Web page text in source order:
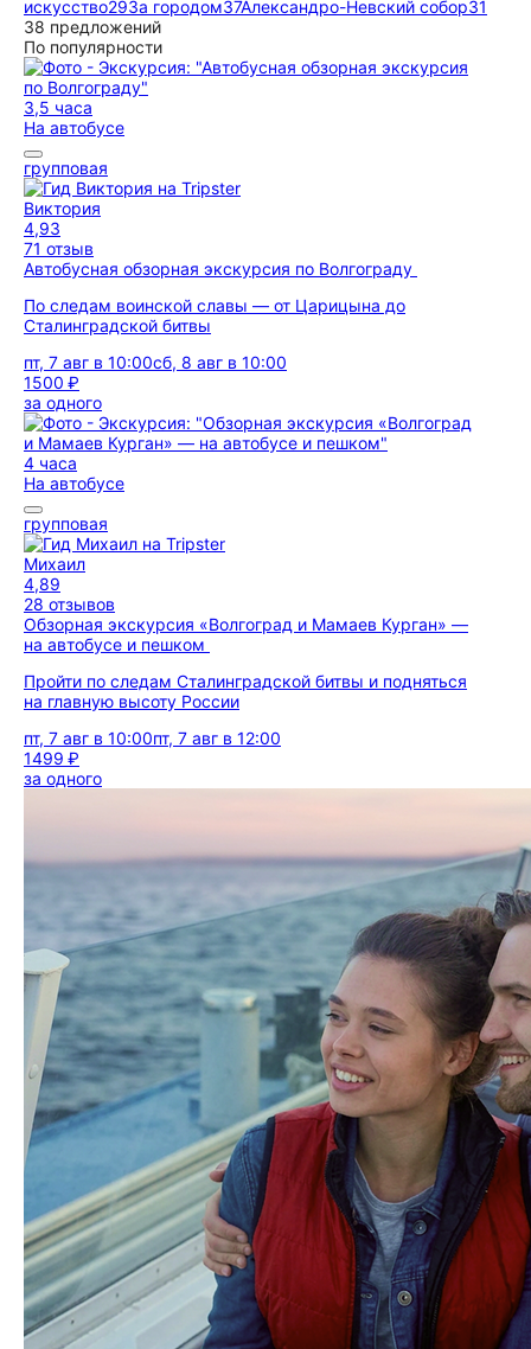
искусство29За городом37Александро-Невский собор31
38 предложений
По популярности
3,5 часа
На автобусе
групповая
Виктория
4,93
71 отзыв
Автобусная обзорная экскурсия по Волгограду
По следам воинской славы — от Царицына до
Сталинградской битвы
пт, 7 авг в 10:00сб, 8 авг в 10:00
1500 ₽
за одного
4 часа
На автобусе
групповая
Михаил
4,89
28 отзывов
Обзорная экскурсия «Волгоград и Мамаев Курган» —
на автобусе и пешком
Пройти по следам Сталинградской битвы и подняться
на главную высоту России
пт, 7 авг в 10:00пт, 7 авг в 12:00
1499 ₽
за одного